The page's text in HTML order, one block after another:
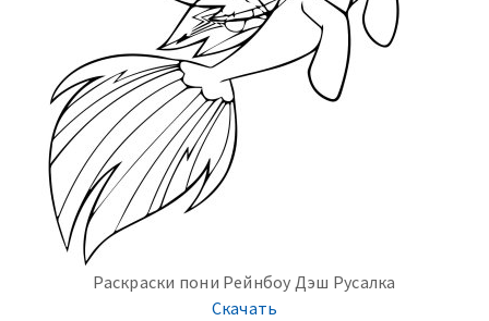
Раскраски пони Рейнбоу Дэш Русалка
Скачать